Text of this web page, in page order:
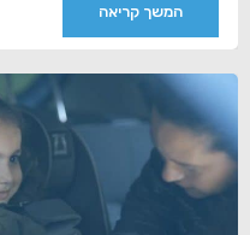
המשך קריאה